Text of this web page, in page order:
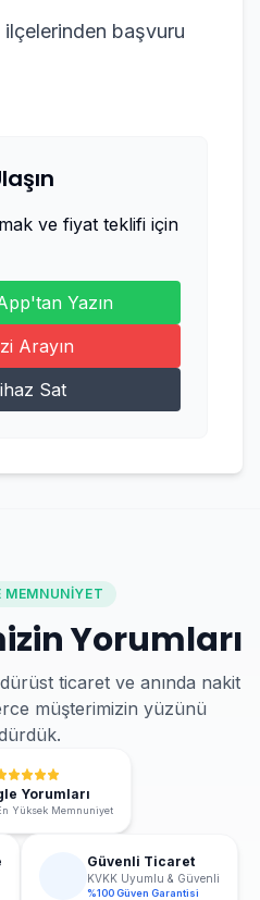
başvuru
ve fiyat teklifi için
Yazın
Arayın
Sat
MEMNUNIYET
Yorumları
ticaret ve anında nakit
müşterimizin yüzünü
Yorumları
Yüksek Memnuniyet
Güvenli Ticaret
KVKK Uyumlu & Güvenli
%100 Güven Garantisi